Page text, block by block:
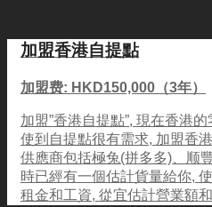
加盟香港自提點
加盟费: HKD150,000（3年）
加盟”香港自提點”, 現在香港
使到自提點很有需求, 加盟香
供應商包括極兔(拼多多)、顺
時已經有一個估計貨量給你,
租金和工資, 從宜估計營業額和